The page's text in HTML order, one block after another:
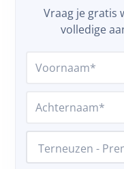
Vraag je gratis
volledige